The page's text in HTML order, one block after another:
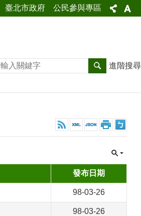
臺北市政府 公民參與專區
進階搜尋
發布日期
98-03-26
98-03-26